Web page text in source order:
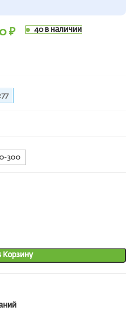
₽ 40 в наличии
300
Корзину